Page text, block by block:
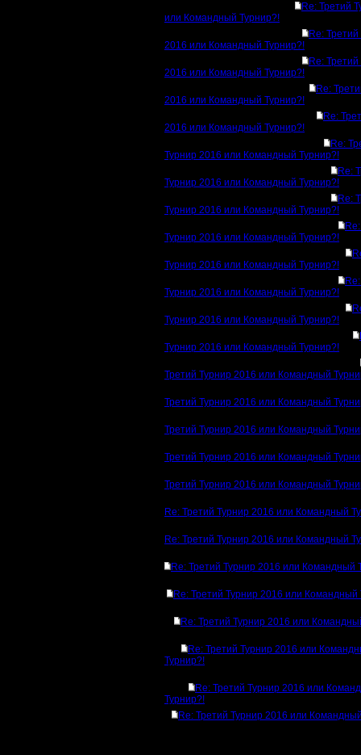
Re: Третий
или Командный Турнир?!
Re:
2016 или Командный Турнир?!
Re:
2016 или Командный Турнир?!
Re:
2016 или Командный Турнир?!
Re:
2016 или Командный Турнир?!
Re:
Турнир 2016 или Командный Турнир?!
Re:
Турнир 2016 или Командный Турнир?!
Re:
Турнир 2016 или Командный Турнир?!
Турнир 2016 или Командный Турнир?!
Турнир 2016 или Командный Турнир?!
Турнир 2016 или Командный Турнир?!
Турнир 2016 или Командный Турнир?!
Турнир 2016 или Командный Турнир?!
Третий Турнир 2016 или Командный
Третий Турнир 2016 или Командный
Третий Турнир 2016 или Командный
Третий Турнир 2016 или Командный
Третий Турнир 2016 или Командный
Re: Третий Турнир 2016 или Командный
Re: Третий Турнир 2016 или Командный
Re: Третий Турнир 2016 или Командный
Re: Третий Турнир 2016 или Командный
Re: Третий Турнир 2016 или
Re: Третий Турнир 2016 или
Турнир?!
Re: Третий Турнир 2016 или
Турнир?!
Re: Третий Турнир 2016 или